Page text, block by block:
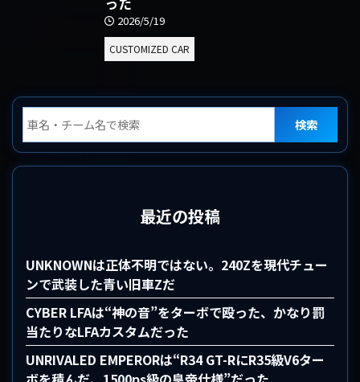
2026/5/19
CUSTOMIZED CAR
検索
最近の投稿
UNKNOWNは正体不明ではない。240Zを現代チュー
ンで武装した青い旧車Zだ
CYBER LFAは“神の音”をターボで殴った、かなり罰
当たりなLFAカスタムだった
UNRIVALED EMPERORは“R34 GT-RにR35級V6ター